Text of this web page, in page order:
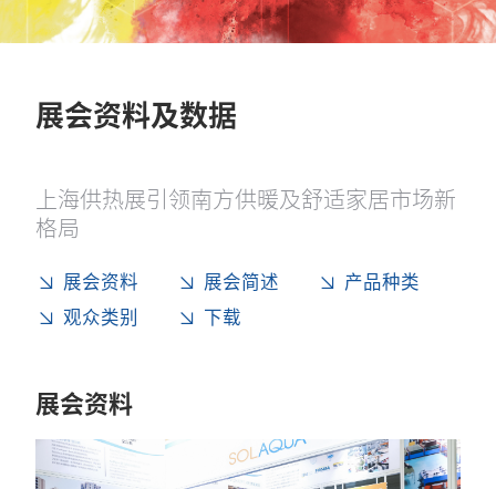
展会资料及数据
上海供热展引领南方供暖及舒适家居市场新
格局
展会资料 展会简述
产品种类
观众类别
下载
展会资料